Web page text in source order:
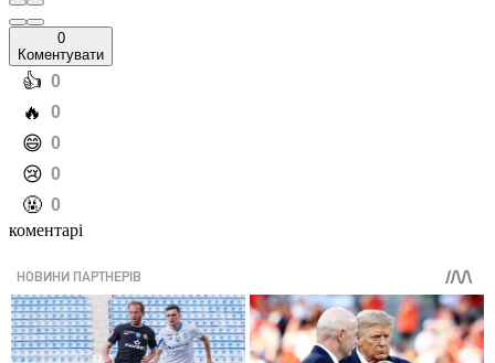
0
Коментувати
️👍 0
️🔥 0
️😄 0
️😢 0
️🤬 0
коментарі